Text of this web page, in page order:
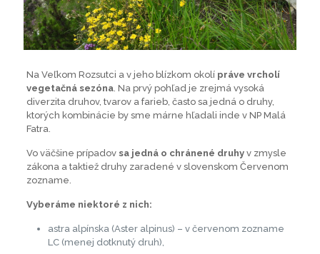
Na Veľkom Rozsutci a v jeho blízkom okolí práve vrcholí
vegetačná sezóna. Na prvý pohľad je zrejmá vysoká
diverzita druhov, tvarov a farieb, často sa jedná o druhy,
ktorých kombinácie by sme márne hľadali inde v NP Malá
Fatra.
Vo väčšine prípadov sa jedná o chránené druhyv zmysle
zákona a taktiež druhy zaradené v slovenskom Červenom
zozname.
Vyberáme niektoré z nich:
astra alpínska (Aster alpinus) – v červenom zozname
LC (menej dotknutý druh),